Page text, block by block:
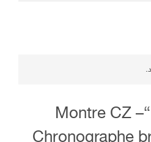
كن أول من يقيم “Montre CZ –
Chronographe